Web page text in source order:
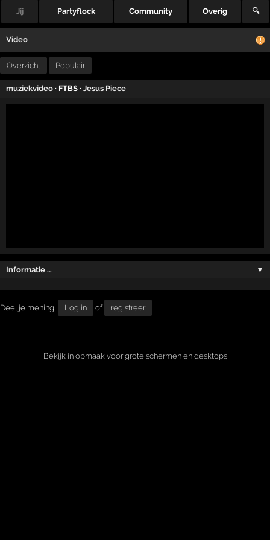
Jij Partyflock Community Overig 🔍
Video
Overzicht Populair
muziekvideo · FTBS ·Jesus Piece
Informatie … ▼
Deel je mening! Log in of registreer
Bekijk in opmaak voor grote schermen en desktops